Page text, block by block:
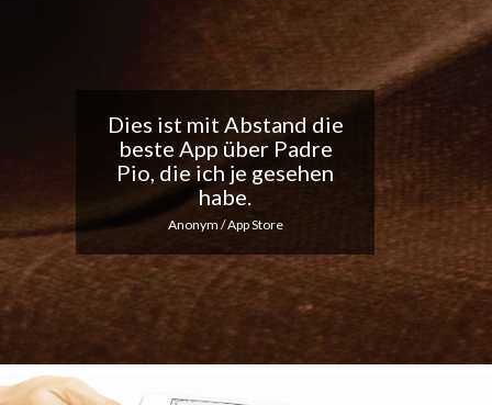
Tolle App, ich liebe die
täglichen
Benachrichtigungen...
Macht weiter so!